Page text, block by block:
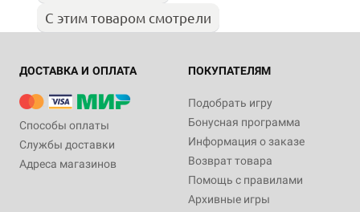
С этим товаром смотрели
ДОСТАВКА И ОПЛАТА
Способы оплаты
Службы доставки
Адреса магазинов
ПОКУПАТЕЛЯМ
Подобрать игру
Бонусная программа
Информация о заказе
Возврат товара
Помощь с правилами
Архивные игры